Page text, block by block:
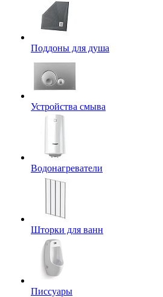
Поддоны для душа
Устройства смыва
Водонагреватели
Шторки для ванн
Писсуары